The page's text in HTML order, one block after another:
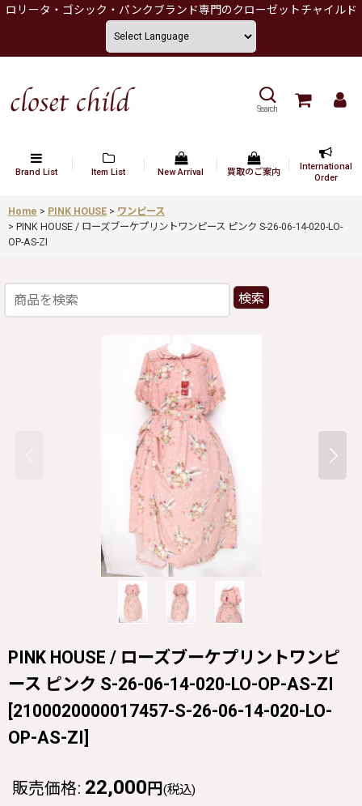
ロリータ・ゴシック・パンクブランド専門のクローゼットチャイルド
Search
Brand List Item List New Arrival 買取のご案内
International
Order
Home > PINK HOUSE > ワンピース
> PINK HOUSE / ローズブーケプリントワンピース ピンク S-26-06-14-020-LO-
OP-AS-ZI
検索
PINK HOUSE / ローズブーケプリントワンピ
ース ピンク S-26-06-14-020-LO-OP-AS-ZI
[2100020000017457-S-26-06-14-020-LO-
OP-AS-ZI]
販売価格: 22,000 円 (税込)